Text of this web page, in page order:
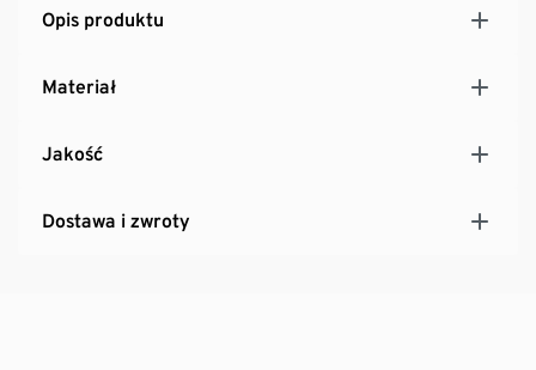
Opis produktu
Materiał
Jakość
Dostawa i zwroty